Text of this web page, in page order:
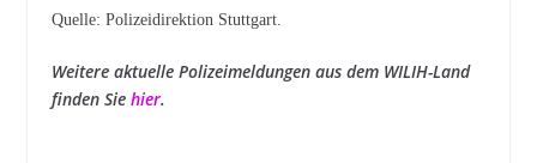
Quelle: Polizeidirektion Stuttgart.
Weitere aktuelle Polizeimeldungen aus dem WILIH-Land
finden Sie hier.